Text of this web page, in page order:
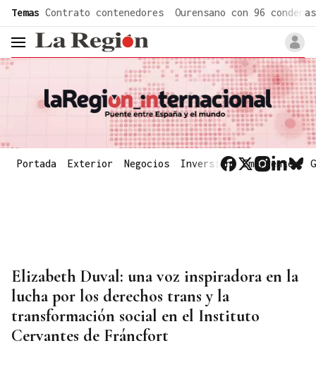
Temas Contrato contenedores Ourensano con 96 condenas
header.menu.open
Portada Exterior Negocios Inversión Emergentes
Elizabeth Duval: una voz inspiradora en la
lucha por los derechos trans y la
transformación social en el Instituto
Cervantes de Fráncfort